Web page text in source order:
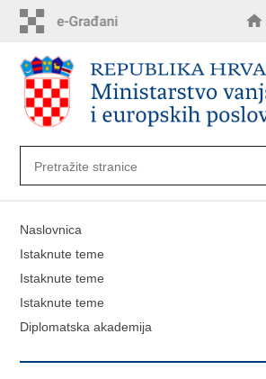
sadržaj
Naslovnica
Istaknute teme
Istaknute teme
Istaknute teme
Diplomatska akademija